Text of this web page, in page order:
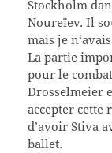
Stockholm
Noureïev. Il
mais je
La partie
pour le
Drosselmeier
accepter cette
d’avoir Stiva
ballet.